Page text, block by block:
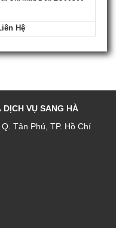
Hệ
VỤ SANG HÀ
Tân Phú, TP. Hồ Chí